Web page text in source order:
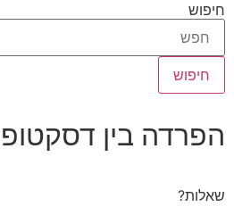
חיפוש
חיפוש
הפרדה בין
שאלות?